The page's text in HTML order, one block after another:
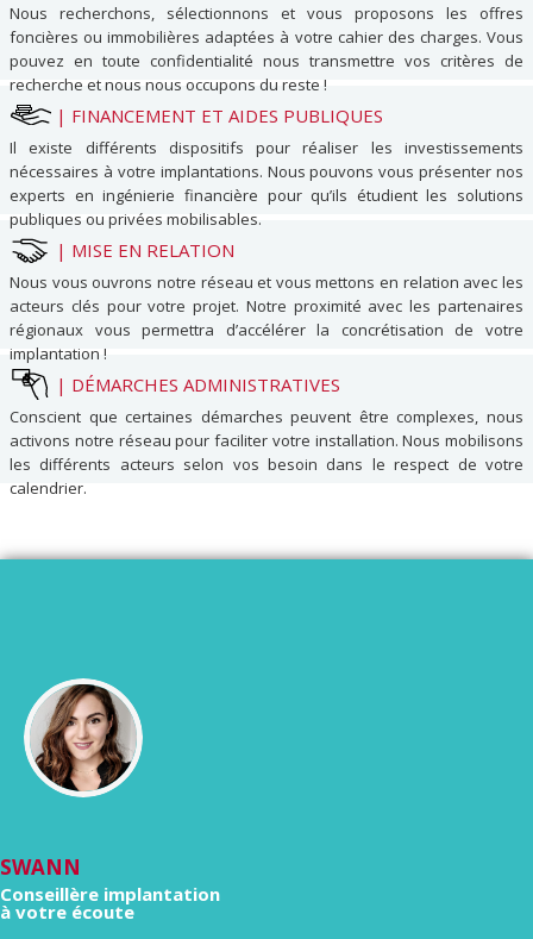
Nous recherchons, sélectionnons et vous proposons les offres
foncières ou immobilières adaptées à votre cahier des charges. Vous
pouvez en toute confidentialité nous transmettre vos critères de
recherche et nous nous occupons du reste !
| FINANCEMENT ET AIDES PUBLIQUES
Il existe différents dispositifs pour réaliser les investissements
nécessaires à votre implantations. Nous pouvons vous présenter nos
experts en ingénierie financière pour qu’ils étudient les solutions
publiques ou privées mobilisables.
| MISE EN RELATION
Nous vous ouvrons notre réseau et vous mettons en relation avec les
acteurs clés pour votre projet. Notre proximité avec les partenaires
régionaux vous permettra d’accélérer la concrétisation de votre
implantation !
| DÉMARCHES ADMINISTRATIVES
Conscient que certaines démarches peuvent être complexes, nous
activons notre réseau pour faciliter votre installation. Nous mobilisons
les différents acteurs selon vos besoin dans le respect de votre
calendrier.
SWANN
Conseillère implantation
à votre écoute